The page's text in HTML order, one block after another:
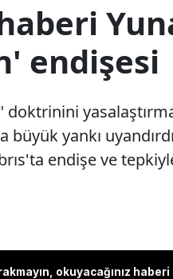
endişesi
büyük yankı
endişe ve
okuyacağınız